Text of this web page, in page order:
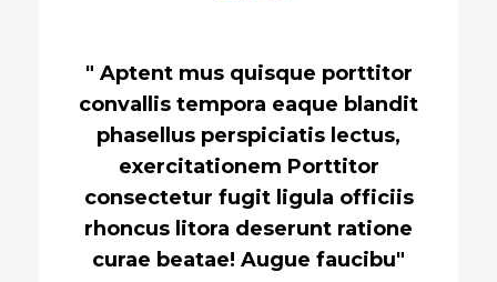
" Aptent mus quisque porttitor
convallis tempora eaque blandit
phasellus perspiciatis lectus,
exercitationem Porttitor
consectetur fugit ligula officiis
rhoncus litora deserunt ratione
curae beatae! Augue faucibu"